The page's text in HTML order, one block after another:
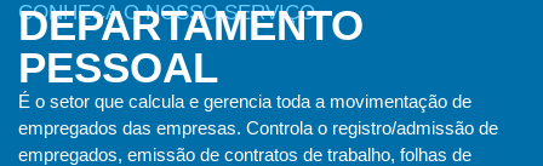
CONHEÇA O NOSSO SERVIÇO
DEPARTAMENTO
PESSOAL
É o setor que calcula e gerencia toda a movimentação de
empregados das empresas. Controla o registro/admissão de
empregados, emissão de contratos de trabalho, folhas de